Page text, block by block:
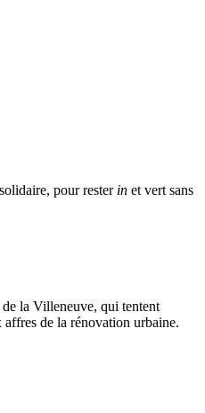
pour resterin et vert sans
de la Villeneuve, qui tentent
affres de la rénovation urbaine.